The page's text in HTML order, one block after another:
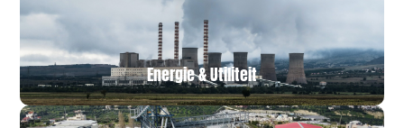
Energie & Utiliteit